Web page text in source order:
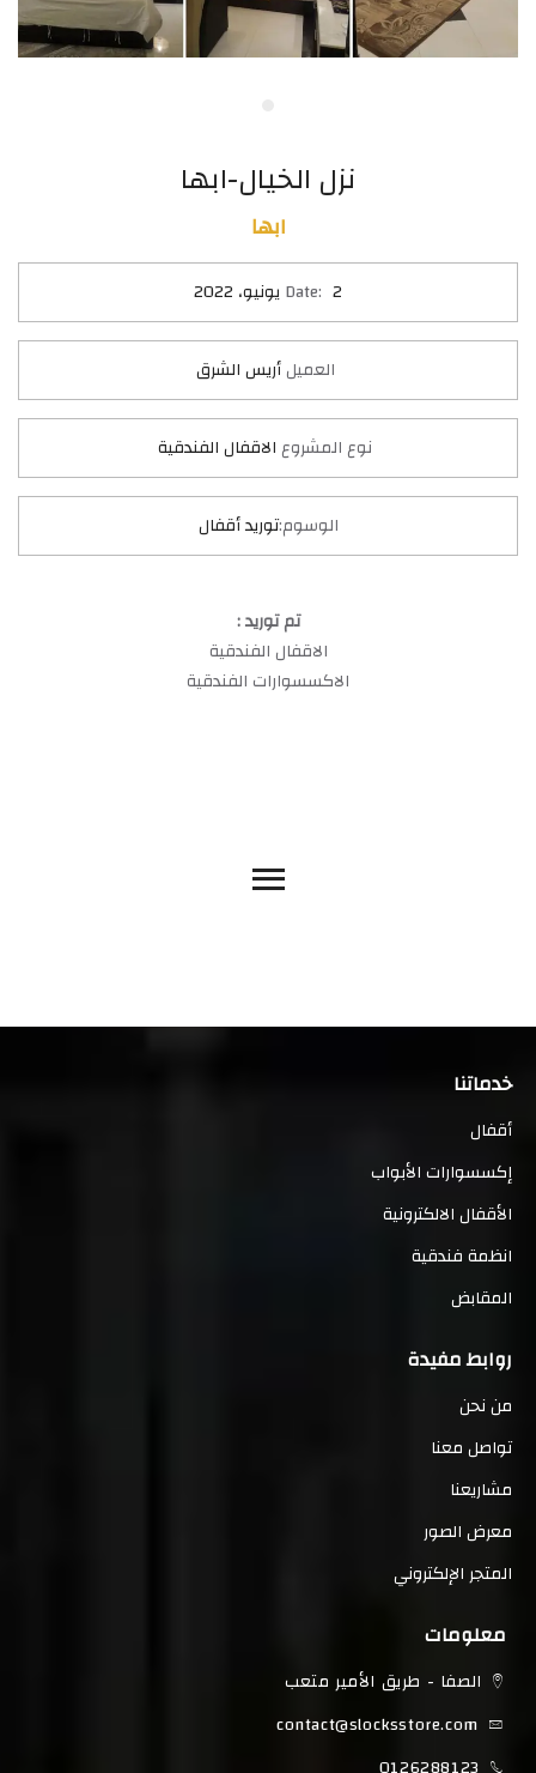
نزل الخيال-ابها
ابها
Date: 2 يونيو، 2022
العميلأريس الشرق
نوع المشروع الاقفال الفندقية
الوسوم:توريد أقفال
تم توريد :
الاقفال الفندقية
الاكسسوارات الفندقية
خدماتنا
أقفال
إكسسوارات الأبواب
الأقفال الالكترونية
انظمة فندقية
المقابض
روابط مفيدة
من نحن
تواصل معنا
مشاريعنا
معرض الصور
المتجر الإلكتروني
معلومات
الصفا - طريق الأمير متعب